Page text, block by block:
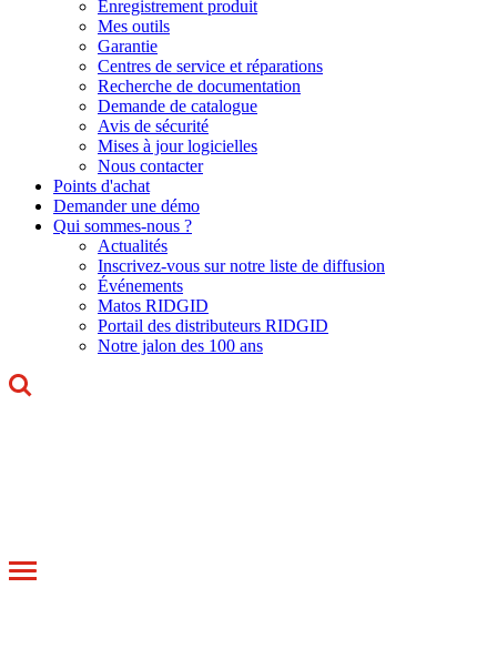
Enregistrement produit
Mes outils
Garantie
Centres de service et réparations
Recherche de documentation
Demande de catalogue
Avis de sécurité
Mises à jour logicielles
Nous contacter
Points d'achat
Demander une démo
Qui sommes-nous ?
Actualités
Inscrivez-vous sur notre liste de diffusion
Événements
Matos RIDGID
Portail des distributeurs RIDGID
Notre jalon des 100 ans
Toggle